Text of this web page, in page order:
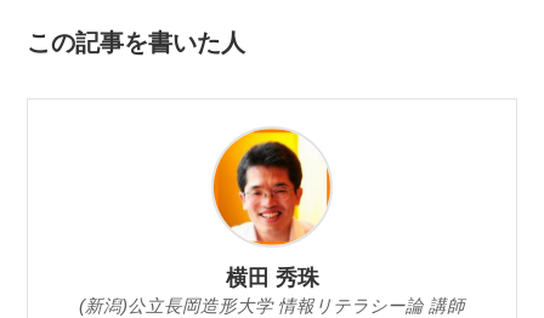
この記事を書いた人
横田 秀珠
(新潟)公立長岡造形大学 情報リテラシー論 講師